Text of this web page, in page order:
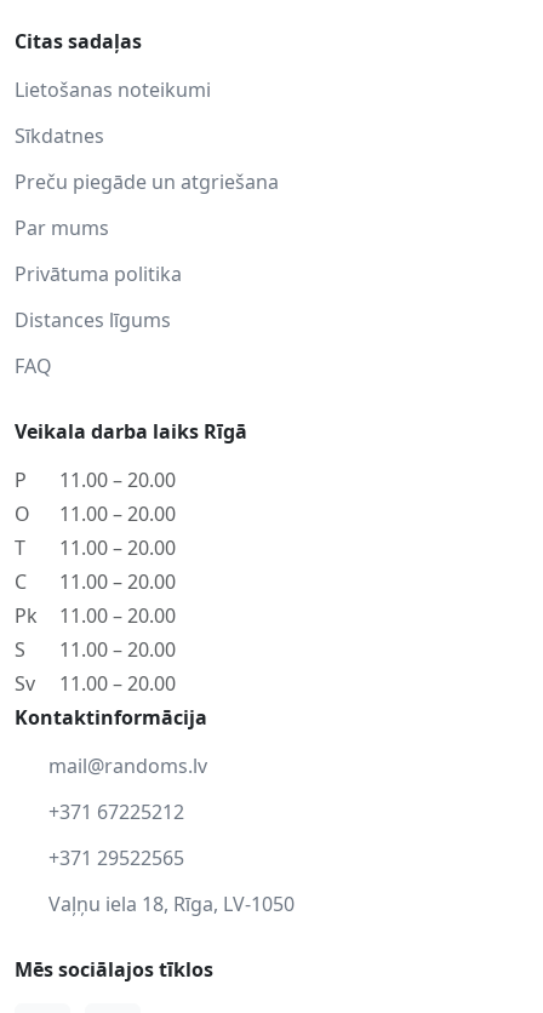
Citas sadaļas
Lietošanas noteikumi
Sīkdatnes
Preču piegāde un atgriešana
Par mums
Privātuma politika
Distances līgums
FAQ
Veikala darba laiks Rīgā
P
11.00 – 20.00
O
11.00 – 20.00
T
11.00 – 20.00
C
11.00 – 20.00
Pk
11.00 – 20.00
S
11.00 – 20.00
Sv
11.00 – 20.00
Kontaktinformācija
mail@randoms.lv
+371 67225212
+371 29522565
Vaļņu iela 18, Rīga, LV-1050
Mēs sociālajos tīklos